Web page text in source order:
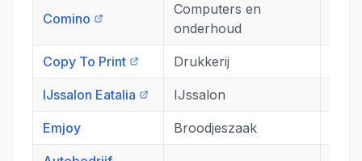
Comino
Computers en
onderhoud
Copy To Print Drukkerij
IJssalon Eatalia IJssalon
Emjoy Broodjeszaak